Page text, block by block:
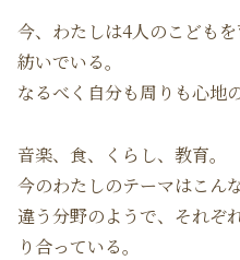
今、わたしは4人のこども
紡いでいる。
なるべく自分も周りも心地
音楽、食、くらし、教育。
今のわたしのテーマはこんな
違う分野のようで、それぞ
り合っている。